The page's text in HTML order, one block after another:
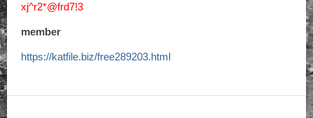
xj^r2*@frd7!3
member
https://katfile.biz/free289203.html